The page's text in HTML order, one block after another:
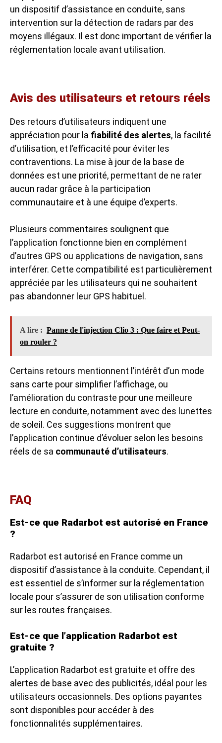
un dispositif d’assistance en conduite, sans
intervention sur la détection de radars par des
moyens illégaux. Il est donc important de vérifier la
réglementation locale avant utilisation.
Avis des utilisateurs et retours réels
Des retours d’utilisateurs indiquent une
appréciation pour la fiabilité des alertes, la facilité
d’utilisation, et l’efficacité pour éviter les
contraventions. La mise à jour de la base de
données est une priorité, permettant de ne rater
aucun radar grâce à la participation
communautaire et à une équipe d’experts.
Plusieurs commentaires soulignent que
l’application fonctionne bien en complément
d’autres GPS ou applications de navigation, sans
interférer. Cette compatibilité est particulièrement
appréciée par les utilisateurs qui ne souhaitent
pas abandonner leur GPS habituel.
A lire : Panne de l'injection Clio 3 : Que faire et Peut-
on rouler ?
Certains retours mentionnent l’intérêt d’un mode
sans carte pour simplifier l’affichage, ou
l’amélioration du contraste pour une meilleure
lecture en conduite, notamment avec des lunettes
de soleil. Ces suggestions montrent que
l’application continue d’évoluer selon les besoins
réels de sa communauté d’utilisateurs.
FAQ
Est-ce que Radarbot est autorisé en France
?
Radarbot est autorisé en France comme un
dispositif d’assistance à la conduite. Cependant, il
est essentiel de s’informer sur la réglementation
locale pour s’assurer de son utilisation conforme
sur les routes françaises.
Est-ce que l’application Radarbot est
gratuite ?
L’application Radarbot est gratuite et offre des
alertes de base avec des publicités, idéal pour les
utilisateurs occasionnels. Des options payantes
sont disponibles pour accéder à des
fonctionnalités supplémentaires.